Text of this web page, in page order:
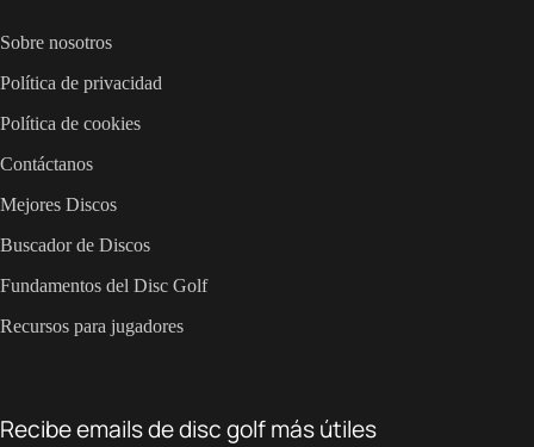
Sobre nosotros
Política de privacidad
Política de cookies
Contáctanos
Mejores Discos
Buscador de Discos
Fundamentos del Disc Golf
Recursos para jugadores
Recibe emails de disc golf más útiles